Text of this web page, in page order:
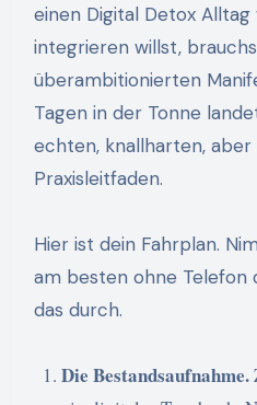
einen Digital Detox
integrieren willst,
überambitionierten
Tagen in der Tonne
echten, knallharten,
Praxisleitfaden.
Hier ist dein Fahrplan.
am besten ohne Telefon
das durch.
Die Bestandsaufnahme.